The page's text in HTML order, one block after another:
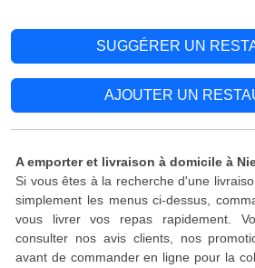
SUGGÉRER UN
AJOUTER UN
A emporter et livraison à domicile à
Si vous êtes à la recherche d'une
simplement les menus ci-dessus,
vous livrer vos repas rapidement.
consulter nos avis clients, nos
avant de commander en ligne pour la